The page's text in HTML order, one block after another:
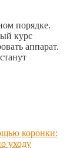
порядке.
курс
аппарат.